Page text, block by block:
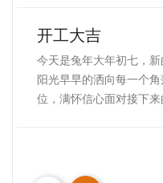
开工大吉
今天是兔年大年初七，
阳光早早的洒向每一个
位，满怀信心面对接下来